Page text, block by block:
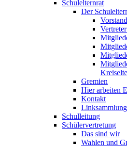
Schulelternrat
Der
Gremien
Hier arbeiten
Kontakt
Linksammlung
Schulleitung
Schülervertretung
Das sind wir
Wahlen und